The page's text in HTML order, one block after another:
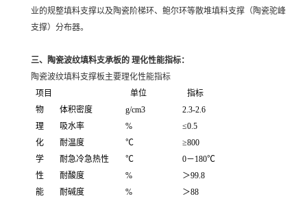
业的规整填料支撑以及陶瓷阶梯环、鲍尔环等散堆填料支撑（陶瓷驼峰
支撑）分布器。
三、 陶瓷波纹填料支承板的 理化性能指标：
陶瓷波纹填料支撑板主要理化性能指标
项目
单位
指标
物
理
化
学
性
能
体积密度 g/cm3
2.3-2.6
吸水率
%
≤0.5
耐温度
℃
≥800
耐急冷急热性
℃
0－180℃
耐酸度
%
＞99.8
耐碱度
% ＞88